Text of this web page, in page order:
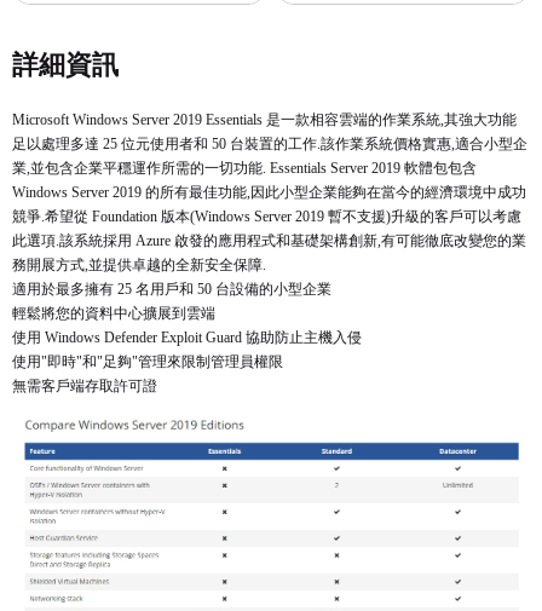
詳細資訊
Microsoft Windows Server 2019 Essentials 是一款相容雲端的作業系統,其強大功能
足以處理多達 25 位元使用者和 50 台裝置的工作.該作業系統價格實惠,適合小型企
業,並包含企業平穩運作所需的一切功能. Essentials Server 2019 軟體包包含
Windows Server 2019 的所有最佳功能,因此小型企業能夠在當今的經濟環境中成功
競爭.希望從 Foundation 版本(Windows Server 2019 暫不支援)升級的客戶可以考慮
此選項.該系統採用 Azure 啟發的應用程式和基礎架構創新,有可能徹底改變您的業
務開展方式,並提供卓越的全新安全保障.
適用於最多擁有 25 名用戶和 50 台設備的小型企業
輕鬆將您的資料中心擴展到雲端
使用 Windows Defender Exploit Guard 協助防止主機入侵
使用"即時"和"足夠"管理來限制管理員權限
無需客戶端存取許可證